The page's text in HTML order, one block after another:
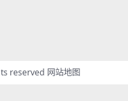
reserved 网站地图